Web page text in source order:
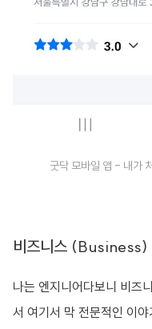
굿닥 모바일 앱 - 내가
비즈니스 (Business)
나는 엔지니어다보니 비즈
서 여기서 막 전문적인 이